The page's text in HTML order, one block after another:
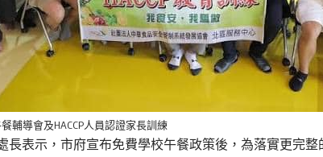
輔導會及HACCP人員認證家長訓練
長表示，市府宣布免費學校午餐政策後，為落實更完整